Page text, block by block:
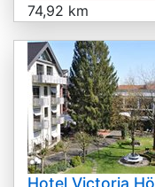
74,92 km
Hotel Victoria